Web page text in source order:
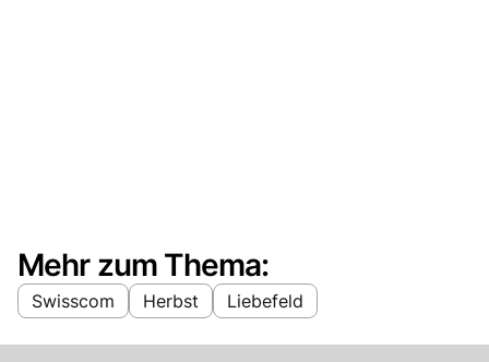
Mehr zum Thema:
Swisscom Herbst Liebefeld